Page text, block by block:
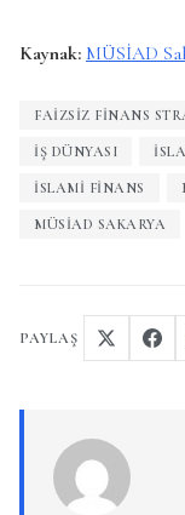
Kaynak: MÜSİAD
FAIZSIZ FINANS
İŞ DÜNYASI
ISLAMI FINANS
MÜSIAD SAKARYA
PAYLAŞ